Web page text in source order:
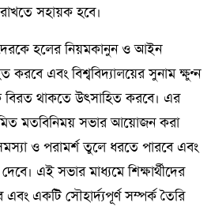
সহায়ক হবে।
হলের নিয়মকানুন ও আইন
করবে এবং বিশ্ববিদ্যালয়ের সুনাম ক্ষুণ্ন
থাকতে উৎসাহিত করবে। এর
মতবিনিময় সভার আয়োজন করা
ও পরামর্শ তুলে ধরতে পারবে এবং
এই সভার মাধ্যমে শিক্ষার্থীদের
একটি সৌহার্দ্যপূর্ণ সম্পর্ক তৈরি